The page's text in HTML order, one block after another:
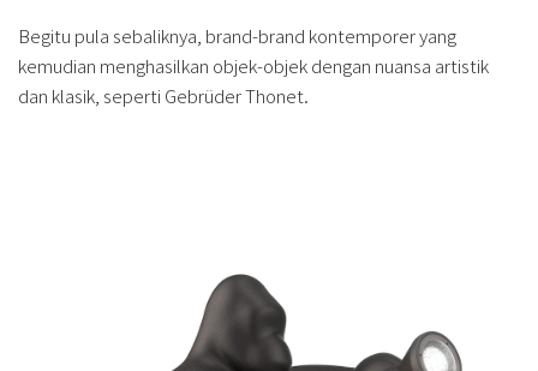
Begitu pula sebaliknya, brand-brand kontemporer yang
kemudian menghasilkan objek-objek dengan nuansa artistik
dan klasik, seperti Gebrüder Thonet.